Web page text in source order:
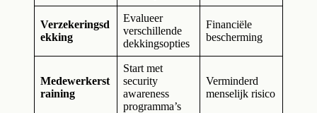
Verzekeringsd
ekking
Evalueer
verschillende
dekkingsopties
Financiële
bescherming
Medewerkerst
raining
Start met
security
awareness
programma’s
Verminderd
menselijk risico